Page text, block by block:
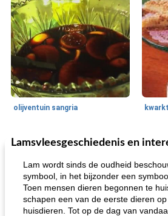
olijventuin sangria
65min
Feestdagen en evenementen One
Lamsvleesgeschiedenis en
Lam wordt sinds de oudheid
symbool, in het bijzonder een
Toen mensen dieren begonnen te
schapen een van de eerste dieren
huisdieren. Tot op de dag van